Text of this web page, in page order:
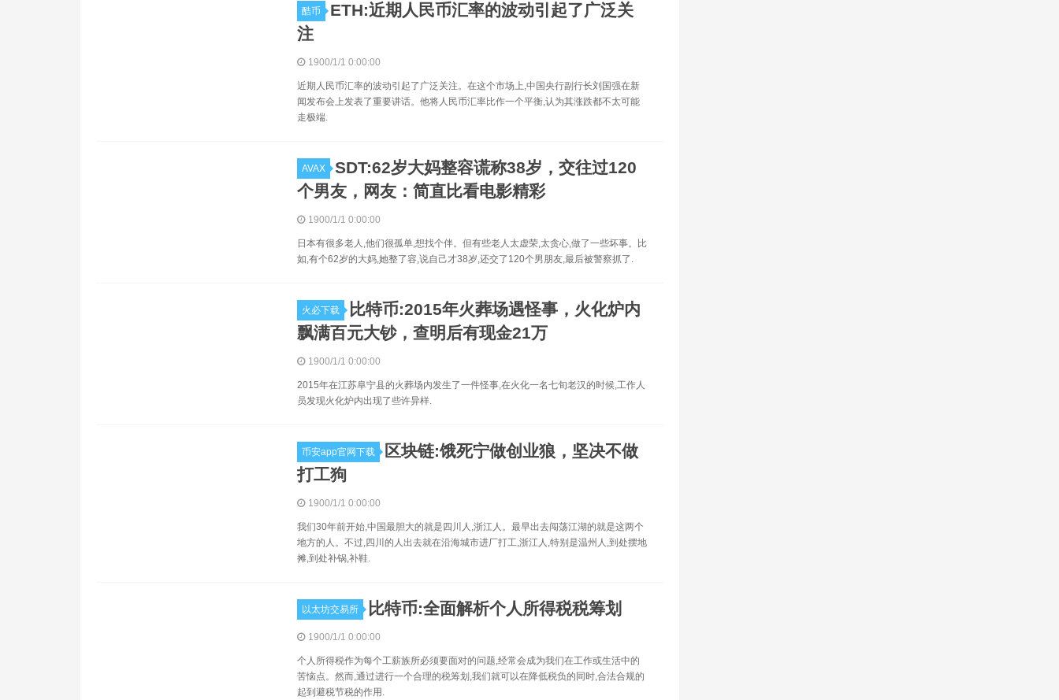
酷币
ETH:近期人民币汇率的波动引起了广泛关
注
1900/1/1 0:00:00
近期人民币汇率的波动引起了广泛关注。在这个市场上,中国央行副行长刘国强在新
闻发布会上发表了重要讲话。他将人民币汇率比作一个平衡,认为其涨跌都不太可能
走极端.
AVAX
SDT:62岁大妈整容谎称38岁，交往过120
个男友，网友：简直比看电影精彩
1900/1/1 0:00:00
日本有很多老人,他们很孤单,想找个伴。但有些老人太虚荣,太贪心,做了一些坏事。比
如,有个62岁的大妈,她整了容,说自己才38岁,还交了120个男朋友,最后被警察抓了.
火必下载
比特币:2015年火葬场遇怪事，火化炉内
飘满百元大钞，查明后有现金21万
1900/1/1 0:00:00
2015年在江苏阜宁县的火葬场内发生了一件怪事,在火化一名七旬老汉的时候,工作人
员发现火化炉内出现了些许异样.
币安app官网下载
区块链:饿死宁做创业狼，坚决不做
打工狗
1900/1/1 0:00:00
我们30年前开始,中国最胆大的就是四川人,浙江人。最早出去闯荡江湖的就是这两个
地方的人。不过,四川的人出去就在沿海城市进厂打工,浙江人,特别是温州人,到处摆地
摊,到处补锅,补鞋.
以太坊交易所 比特币:全面解析个人所得税税筹划
1900/1/1 0:00:00
个人所得税作为每个工薪族所必须要面对的问题,经常会成为我们在工作或生活中的
苦恼点。然而,通过进行一个合理的税筹划,我们就可以在降低税负的同时,合法合规的
起到避税节税的作用.